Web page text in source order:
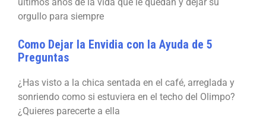
orgullo para siempre
Como Dejar la Envidia con la Ayuda de 5
Preguntas
¿Has visto a la chica sentada en el café, arreglada y
sonriendo como si estuviera en el techo del Olimpo?
¿Quieres parecerte a ella